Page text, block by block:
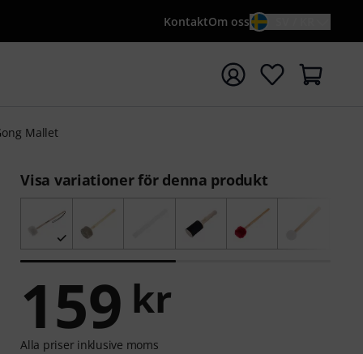
KontaktOm oss
sökningen med söktermen {searchTerm}
Mallet
Visa variationer för denna produkt
159 kr
Alla priser inklusive moms